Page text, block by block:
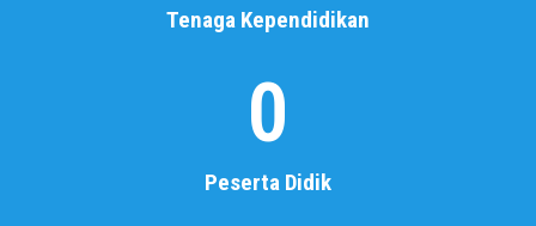
Tenaga Kependidikan
Peserta Didik
0